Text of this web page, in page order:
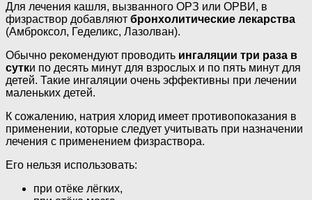
Для лечения кашля, вызванного ОРЗ или ОРВИ, в
физраствор добавляют бронхолитические лекарства
(Амброксол, Геделикс, Лазолван).
Обычно рекомендуют проводить ингаляции три раза в
сутки по десять минут для взрослых и по пять минут для
детей. Такие ингаляции очень эффективны при лечении
маленьких детей.
К сожалению, натрия хлорид имеет противопоказания в
применении, которые следует учитывать при назначении
лечения с применением физраствора.
Его нельзя использовать:
при отёке лёгких,